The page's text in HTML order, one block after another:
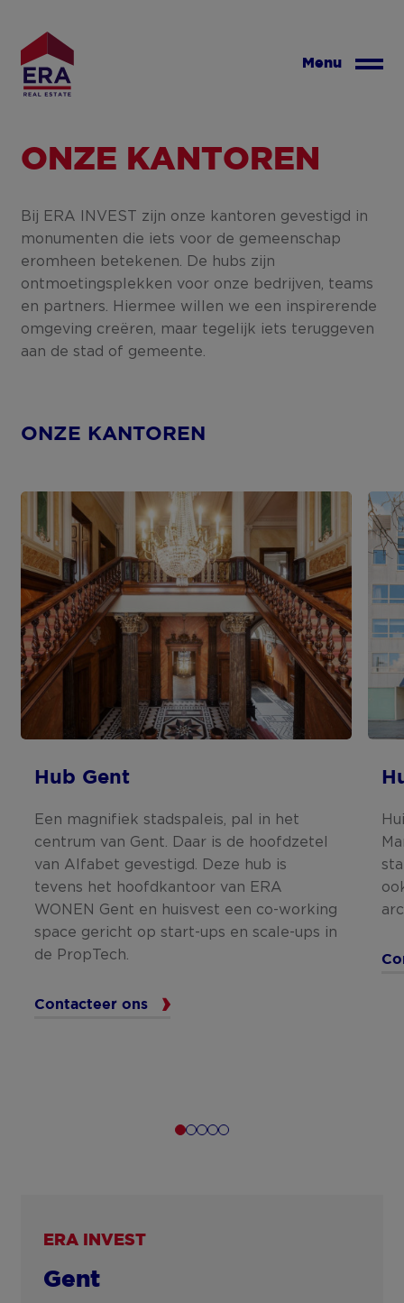
inhoud
Menu
ONZE KANTOREN
Bij ERA INVEST zijn onze kantoren gevestigd in
monumenten die iets voor de gemeenschap
eromheen betekenen. De hubs zijn
ontmoetingsplekken voor onze bedrijven, teams
en partners. Hiermee willen we een inspirerende
omgeving creëren, maar tegelijk iets teruggeven
aan de stad of gemeente.
ONZE KANTOREN
Hub Gent
Een magnifiek stadspaleis, pal in het
centrum van Gent. Daar is de hoofdzetel
van Alfabet gevestigd. Deze hub is
tevens het hoofdkantoor van ERA
WONEN Gent en huisvest een co-working
space gericht op start-ups en scale-ups in
de PropTech.
Contacteer ons
ERA INVEST
Gent